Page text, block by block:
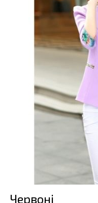
Червоні